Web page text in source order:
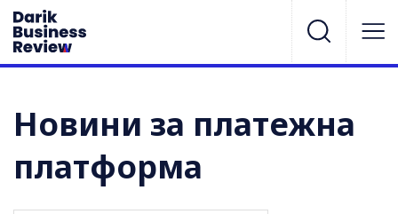
Новини за платежна
платформа